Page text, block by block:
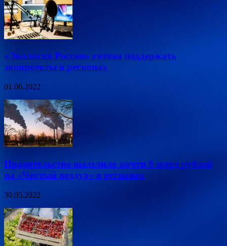
«Экология России» готова поддержать
экопроекты в регионах
01.06.2022
Правительство выделило почти 9 млрд рублей
на «Чистый воздух» в регионах
30.05.2022